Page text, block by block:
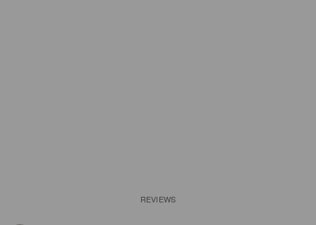
REVIEWS